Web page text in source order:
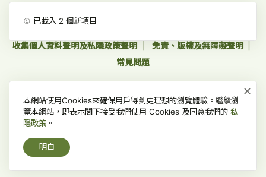
收集個人資料聲明及私隱政策聲明
免責、版權及無障礙聲明
常見問題
已載入 2 個新項目
本網站使用Cookies來確保用戶得到更理想的瀏覽體驗。繼續瀏
覽本網站，即表示閣下接受我們使用 Cookies 及同意我們的 私
隱政策。
明白
×